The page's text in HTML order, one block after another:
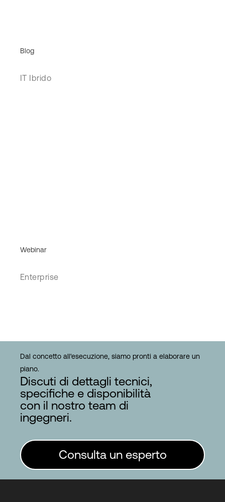
Blog
IT Ibrido
Webinar
Enterprise
Dal concetto all'esecuzione, siamo pronti a elaborare un
piano.
Discuti di dettagli tecnici,
specifiche e disponibilità
con il nostro team di
ingegneri.
Consulta un esperto